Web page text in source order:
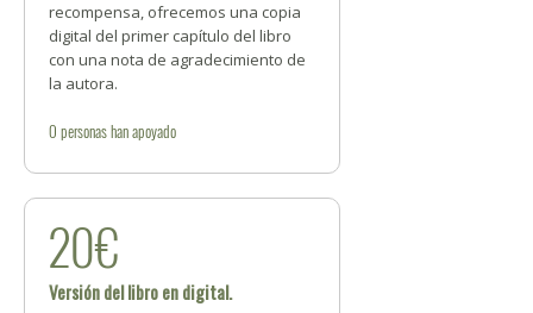
recompensa, ofrecemos una copia
digital del primer capítulo del libro
con una nota de agradecimiento de
la autora.
0 personashan apoyado
20€
Versión del libro en digital.